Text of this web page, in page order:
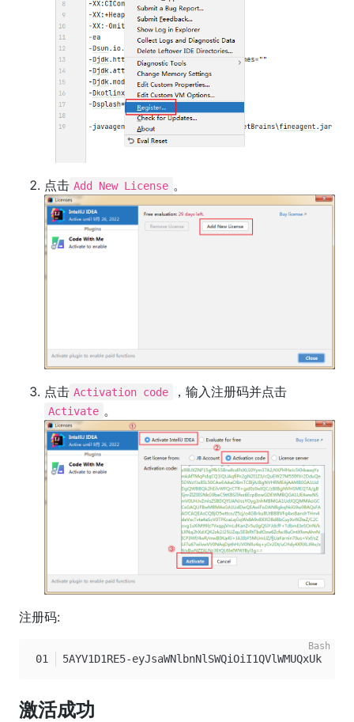
点击 Add New License 。
点击 Activation code ，输入注册码并点击
Activate 。
注册码:
5AYV1D1RE5-
激活成功